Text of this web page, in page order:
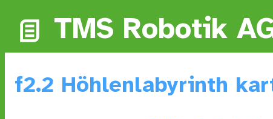
TMS Robotik
f2.2 Höhlenlabyrinth